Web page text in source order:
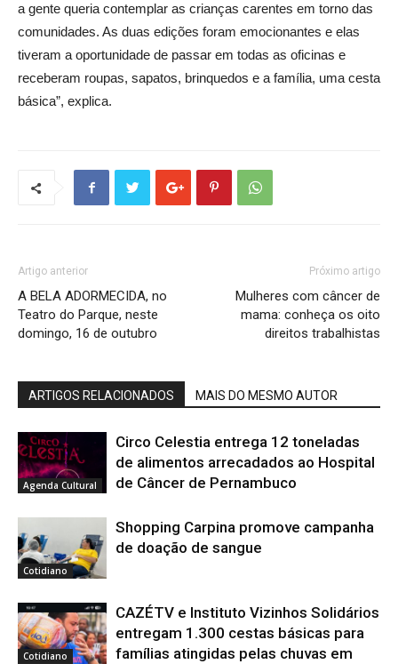
a gente queria contemplar as crianças carentes em torno das
comunidades. As duas edições foram emocionantes e elas
tiveram a oportunidade de passar em todas as oficinas e
receberam roupas, sapatos, brinquedos e a família, uma cesta
básica”, explica.
Artigo anterior
A BELA ADORMECIDA, no
Teatro do Parque, neste
domingo, 16 de outubro
Próximo artigo
Mulheres com câncer de
mama: conheça os oito
direitos trabalhistas
ARTIGOS RELACIONADOS MAIS DO MESMO AUTOR
Agenda Cultural
Circo Celestia entrega 12 toneladas
de alimentos arrecadados ao Hospital
de Câncer de Pernambuco
Cotidiano
Shopping Carpina promove campanha
de doação de sangue
Cotidiano
CAZÉTV e Instituto Vizinhos Solidários
entregam 1.300 cestas básicas para
famílias atingidas pelas chuvas em